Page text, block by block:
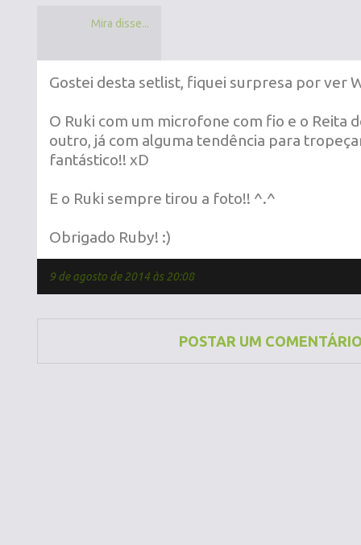
Mira disse...
Gostei desta setlist, fiquei surpresa por ver
O Ruki com um microfone com fio e o Reita
outro, já com alguma tendência para
fantástico!! xD
E o Ruki sempre tirou a foto!! ^.^
Obrigado Ruby! :)
9 de agosto de 2014 às 20:08
POSTAR UM